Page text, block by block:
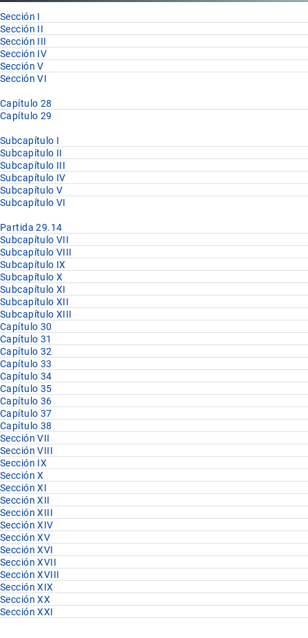
Sección I
Sección II
Sección III
Sección IV
Sección V
Sección VI
Capítulo 28
Capítulo 29
Subcapítulo I
Subcapítulo II
Subcapítulo III
Subcapítulo IV
Subcapítulo V
Subcapítulo VI
Partida 29.14
Subcapítulo VII
Subcapítulo VIII
Subcapítulo IX
Subcapítulo X
Subcapítulo XI
Subcapítulo XII
Subcapítulo XIII
Capítulo 30
Capítulo 31
Capítulo 32
Capítulo 33
Capítulo 34
Capítulo 35
Capítulo 36
Capítulo 37
Capítulo 38
Sección VII
Sección VIII
Sección IX
Sección X
Sección XI
Sección XII
Sección XIII
Sección XIV
Sección XV
Sección XVI
Sección XVII
Sección XVIII
Sección XIX
Sección XX
Sección XXI